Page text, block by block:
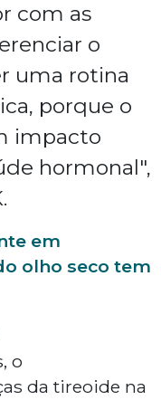
com as
o
uma rotina
porque o
impacto
hormonal",
em
olho seco tem
o
da tireoide na